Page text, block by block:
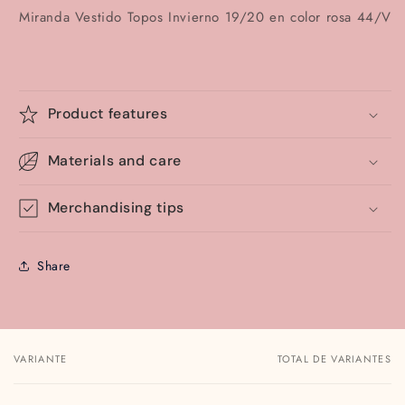
Miranda Vestido Topos Invierno 19/20 en color rosa 44/V
Product features
Materials and care
Merchandising tips
Share
Tu
VARIANTE TOTAL DE VARIANTES